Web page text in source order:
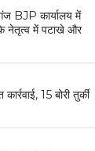
BJP कार्यालय में
नेतृत्व में पटाखे और
15 बोरी तुर्की